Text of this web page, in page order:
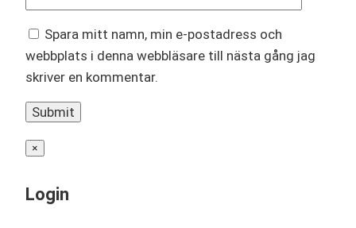
Spara mitt namn, min e-postadress och
webbplats i denna webbläsare till nästa gång jag
skriver en kommentar.
×
Login